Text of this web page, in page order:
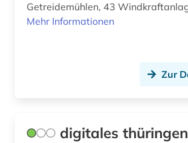
Getreidemühlen, 43
Mehr Informationen
Zur
digitales thüringen